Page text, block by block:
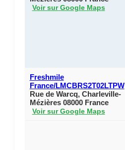
Voir sur Google Maps
Freshmile
France/LMCBRS2T02LTPW
Rue de Warcq, Charleville-
Mézières 08000 France
Voir sur Google Maps